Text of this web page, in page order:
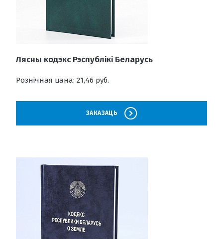
Лясны кодэкс Рэспублікі Беларусь
Рознічная цана: 21,46 руб.
ЗАКАЗАЦЬ